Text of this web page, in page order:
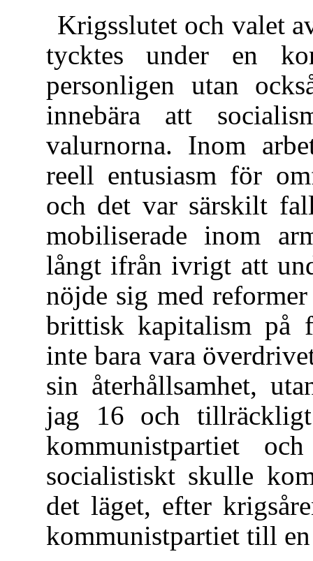
Krigsslutet och valet
tycktes under en
personligen utan
innebära att
valurnorna. Inom
reell entusiasm för
och det var särskilt
mobiliserade inom
långt ifrån ivrigt att
nöjde sig med
brittisk kapitalism på
inte bara vara
sin återhållsamhet,
jag 16 och
kommunistpartiet
socialistiskt skulle
det läget, efter
kommunistpartiet till